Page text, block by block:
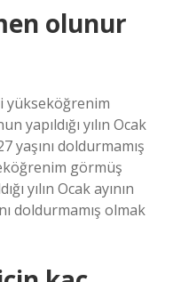
olunur
yükseköğrenim
yapıldığı yılın Ocak
yaşını doldurmamış
görmüş
yılın Ocak ayının
doldurmamış olmak